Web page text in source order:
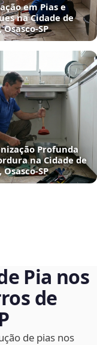
em Pias e
na Cidade de
Osasco‑SP
Profunda
na Cidade de
Osasco‑SP
Pia nos
de
de pias nos